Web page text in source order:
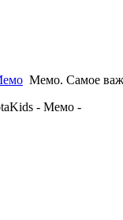
Мемо. Самое
- Мемо -